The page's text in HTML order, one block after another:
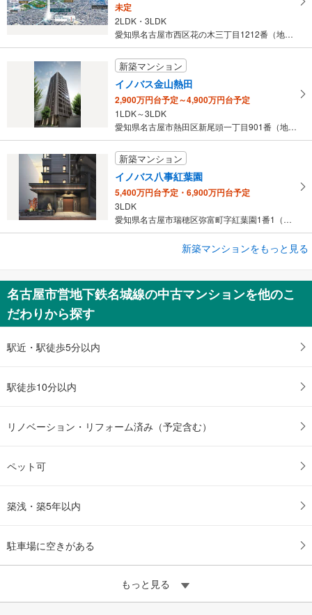
未定
2LDK・3LDK
愛知県名古屋市西区花の木三丁目1212番（地番）
新築マンション
イノバス金山熱田
2,900万円台予定～4,900万円台予定
1LDK～3LDK
愛知県名古屋市熱田区新尾頭一丁目901番（地番）
新築マンション
イノバス八事紅葉園
5,400万円台予定・6,900万円台予定
3LDK
愛知県名古屋市瑞穂区弥富町字紅葉園1番1（地番）
新築マンション
未定
1LDK～3LDK
新築マンションをもっと見る
名古屋市営地下鉄名城線の中古マンションを他のこ
だわりから探す
駅近・駅徒歩5分以内
駅徒歩10分以内
リノベーション・リフォーム済み（予定含む）
ペット可
築浅・築5年以内
駐車場に空きがある
もっと見る